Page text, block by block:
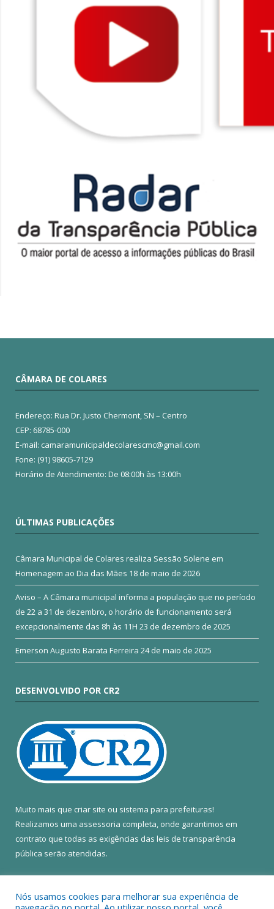
CÂMARA DE COLARES
Endereço: Rua Dr. Justo Chermont, SN – Centro
CEP: 68785-000
E-mail: camaramunicipaldecolarescmc@gmail.com
Fone: (91) 98605-7129
Horário de Atendimento: De 08:00h às 13:00h
ÚLTIMAS PUBLICAÇÕES
Câmara Municipal de Colares realiza Sessão Solene em
Homenagem ao Dia das Mães 18 de maio de 2026
Aviso – A Câmara municipal informa a população que no período
de 22 a 31 de dezembro, o horário de funcionamento será
excepcionalmente das 8h às 11H 23 de dezembro de 2025
Emerson Augusto Barata Ferreira 24 de maio de 2025
DESENVOLVIDO POR CR2
Muito mais que criar site ou sistema para prefeituras!
Realizamos uma assessoria completa, onde garantimos em
contrato que todas as exigências das leis de transparência
pública serão atendidas.
Nós usamos cookies para melhorar sua experiência de